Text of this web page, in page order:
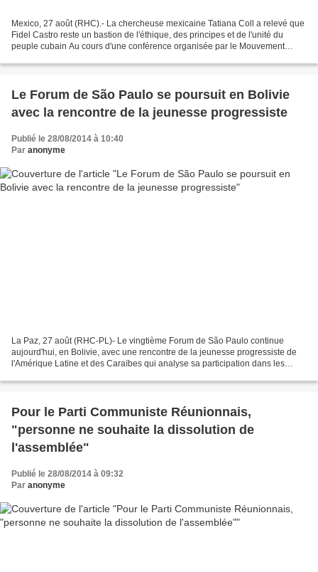
Mexico, 27 août (RHC).- La chercheuse mexicaine Tatiana Coll a relevé que
Fidel Castro reste un bastion de l'éthique, des principes et de l'unité du
peuple cubain Au cours d'une conférence organisée par le Mouvement
Le Forum de São Paulo se poursuit en Bolivie
avec la rencontre de la jeunesse progressiste
Publié le 28/08/2014 à 10:40
Par anonyme
La Paz, 27 août (RHC-PL)- Le vingtième Forum de São Paulo continue
aujourd'hui, en Bolivie, avec une rencontre de la jeunesse progressiste de
l'Amérique Latine et des Caraïbes qui analyse sa participation dans les
Pour le Parti Communiste Réunionnais,
"personne ne souhaite la dissolution de
l'assemblée"
Publié le 28/08/2014 à 09:32
Par anonyme